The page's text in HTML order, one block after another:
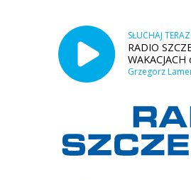
SŁUCHAJ TERAZ
RADIO
Grzegorz